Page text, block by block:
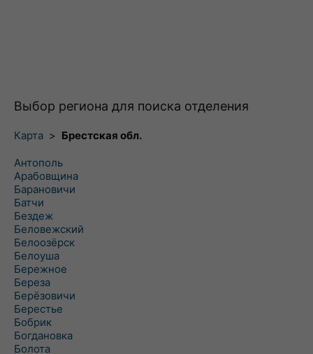
Выбор региона для поиска отделения
Карта > Брестская обл.
Антополь
Арабовщина
Барановичи
Батчи
Бездеж
Беловежский
Белоозёрск
Белоуша
Бережное
Береза
Берёзовичи
Берестье
Бобрик
Богдановка
Болота